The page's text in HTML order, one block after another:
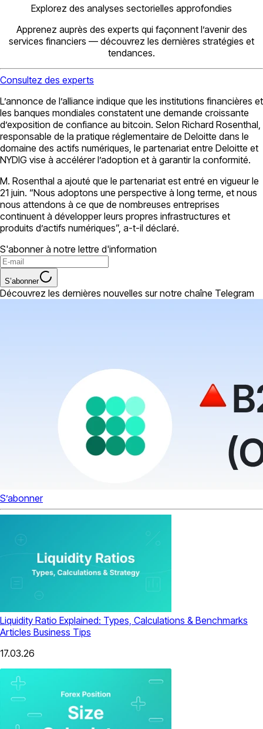
Explorez des analyses sectorielles approfondies
Apprenez auprès des experts qui façonnent l’avenir des
services financiers — découvrez les dernières stratégies et
tendances.
Consultez des experts
L’annonce de l’alliance indique que les institutions financières et
les banques mondiales constatent une demande croissante
d’exposition de confiance au bitcoin. Selon Richard Rosenthal,
responsable de la pratique réglementaire de Deloitte dans le
domaine des actifs numériques, le partenariat entre Deloitte et
NYDIG vise à accélérer l’adoption et à garantir la conformité.
M. Rosenthal a ajouté que le partenariat est entré en vigueur le
21 juin. “Nous adoptons une perspective à long terme, et nous
nous attendons à ce que de nombreuses entreprises
continuent à développer leurs propres infrastructures et
produits d’actifs numériques”, a-t-il déclaré.
S'abonner à notre lettre d'information
S’abonner
Découvrez les dernières nouvelles sur notre chaîne Telegram
S’abonner
Liquidity Ratio Explained: Types, Calculations & Benchmarks
Articles Business Tips
17.03.26